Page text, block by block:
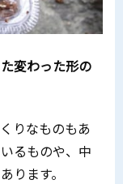
変わった形の
りなものもあ
るものや、中
ります。